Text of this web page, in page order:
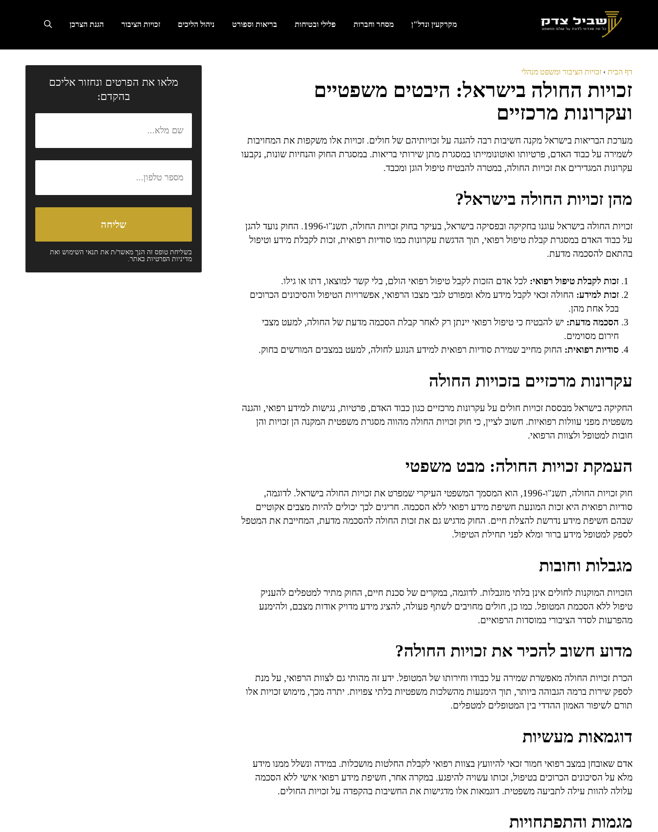
מקרקעין ונדל"ן מסחר וחברות פלילי ובטיחות בריאות וספורט ניהול הליכים זכויות הציבור הגנת הצרכן
דף הבית › זכויות הציבור ומשפט מנהלי
זכויות החולה בישראל: היבטים משפטיים
ועקרונות מרכזיים
מערכת הבריאות בישראל מקנה חשיבות רבה להגנה על זכויותיהם של חולים. זכויות אלו משקפות את המחויבות
לשמירה על כבוד האדם, פרטיותו ואוטונומייתו במסגרת מתן שירותי בריאות. במסגרת החוק והנחיות שונות, נקבעו
עקרונות המגדירים את זכויות החולה, במטרה להבטיח טיפול הוגן ומכבד.
מהן זכויות החולה בישראל?
זכויות החולה בישראל עוגנו בחקיקה ובפסיקה בישראל, בעיקר בחוק זכויות החולה, תשנ"ו-1996. החוק נועד להגן
על כבוד האדם במסגרת קבלת טיפול רפואי, תוך הדגשת עקרונות כמו סודיות רפואית, זכות לקבלת מידע וטיפול
בהתאם להסכמה מדעת.
זכות לקבלת טיפול רפואי: לכל אדם הזכות לקבל טיפול רפואי הולם, בלי קשר למוצאו, דתו או גילו.
זכות למידע: החולה זכאי לקבל מידע מלא ומפורט לגבי מצבו הרפואי, אפשרויות הטיפול והסיכונים הכרוכים
בכל אחת מהן.
הסכמה מדעת: יש להבטיח כי טיפול רפואי יינתן רק לאחר קבלת הסכמה מדעת של החולה, למעט מצבי
חירום מסוימים.
סודיות רפואית: החוק מחייב שמירת סודיות רפואית למידע הנוגע לחולה, למעט במצבים המורשים בחוק.
עקרונות מרכזיים בזכויות החולה
החקיקה בישראל מבססת זכויות חולים על עקרונות מרכזיים כגון כבוד האדם, פרטיות, נגישות למידע רפואי, והגנה
משפטית מפני עוולות רפואיות. חשוב לציין, כי חוק זכויות החולה מהווה מסגרת משפטית המקנה הן זכויות והן
חובות למטופל ולצוות הרפואי.
העמקת זכויות החולה: מבט משפטי
חוק זכויות החולה, תשנ"ו-1996, הוא המסמך המשפטי העיקרי שמפרט את זכויות החולה בישראל. לדוגמה,
סודיות רפואית היא זכות המונעת חשיפת מידע רפואי ללא הסכמה. חריגים לכך יכולים להיות מצבים אקוטיים
שבהם חשיפת מידע נדרשת להצלת חיים. החוק מדגיש גם את זכות החולה להסכמה מדעת, המחייבת את המטפל
לספק למטופל מידע ברור ומלא לפני תחילת הטיפול.
מגבלות וחובות
הזכויות המוקנות לחולים אינן בלתי מוגבלות. לדוגמה, במקרים של סכנת חיים, החוק מתיר למטפלים להעניק
טיפול ללא הסכמת המטופל. כמו כן, חולים מחויבים לשתף פעולה, להציג מידע מדויק אודות מצבם, ולהימנע
מהפרעות לסדר הציבורי במוסדות הרפואיים.
מדוע חשוב להכיר את זכויות החולה?
הכרת זכויות החולה מאפשרת שמירה על כבודו וחירותו של המטופל. ידע זה מהותי גם לצוות הרפואי, על מנת
לספק שירות ברמה הגבוהה ביותר, תוך הימנעות מהשלכות משפטיות בלתי צפויות. יתרה מכך, מימוש זכויות אלו
תורם לשיפור האמון ההדדי בין המטופלים למטפלים.
דוגמאות מעשיות
אדם שאובחן במצב רפואי חמור זכאי להיוועץ בצוות רפואי לקבלת החלטות מושכלות. במידה ונשלל ממנו מידע
מלא על הסיכונים הכרוכים בטיפול, זכותו עשויה להיפגע. במקרה אחר, חשיפת מידע רפואי אישי ללא הסכמה
עלולה להוות עילה לתביעה משפטית. דוגמאות אלו מדגישות את החשיבות בהקפדה על זכויות החולים.
מגמות והתפתחויות
מלאו את הפרטים ונחזור אליכם
בהקדם:
בשליחת טופס זה הנך מאשר/ת את תנאי השימושואת
מדיניות הפרטיותבאתר.